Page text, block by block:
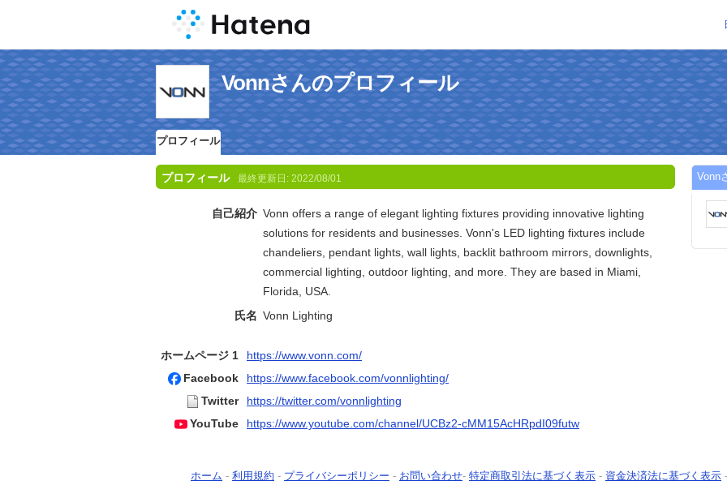
Vonnさんのプロフィール
プロフィール
プロフィール 最終更新日: 2022/08/01
自己紹介 Vonn offers a range of elegant lighting fixtures providing innovative lighting
solutions for residents and businesses. Vonn's LED lighting fixtures include
chandeliers, pendant lights, wall lights, backlit bathroom mirrors, downlights,
commercial lighting, outdoor lighting, and more. They are based in Miami,
Florida, USA.
氏名 Vonn Lighting
ホームページ 1
https://www.vonn.com/
Facebook
https://www.facebook.com/vonnlighting/
Twitter
https://twitter.com/vonnlighting
YouTube
https://www.youtube.com/channel/UCBz2-cMM15AcHRpdI09futw
Vonn
ホーム - 利用規約 - プライバシーポリシー - お問い合わせ- 特定商取引法に基づく表示 - 資金決済法に基づく表示 -